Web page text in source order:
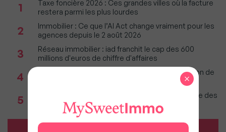
1
Taxe foncière 2026 : Ces grandes villes où la facture
restera parmi les plus lourdes
2
Immobilier : Ce que l’AI Act change vraiment pour les
agences depuis le 2 août 2026
3
Réseau immobilier : iad franchit le cap des 600
millions d'euros de chiffre d'affaires
4
Incendies : Quels sont vos droits si votre location de
5
Incendies en Gironde : Faut-il craindre une baisse des
prix sur le Bassin d'Arcachon ?
×